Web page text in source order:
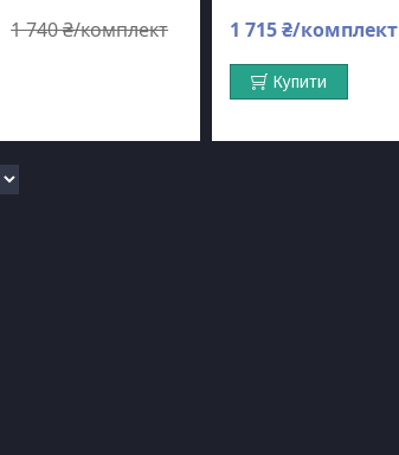
1 740 ₴/комплект 1 715 ₴/комплект
Купити